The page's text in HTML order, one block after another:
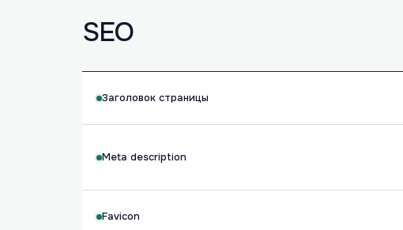
SEO
Заголовок страницы
Meta description
Favicon